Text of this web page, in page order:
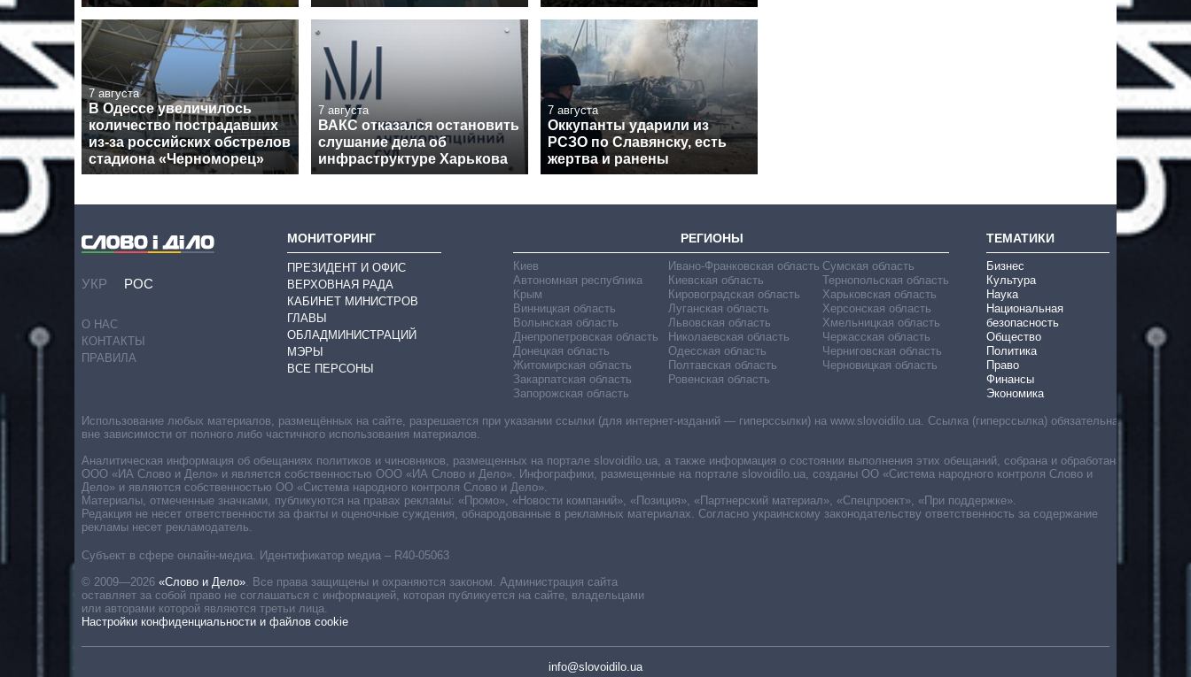
7 августа
В Одессе увеличилось
количество пострадавших
из-за российских обстрелов
стадиона «Черноморец»
7 августа
ВАКС отказался остановить
слушание дела об
инфраструктуре Харькова
7 августа
Оккупанты ударили из
РСЗО по Славянску, есть
жертва и ранены
УКР РОС
О НАС
КОНТАКТЫ
ПРАВИЛА
МОНИТОРИНГ
ПРЕЗИДЕНТ И ОФИС
ВЕРХОВНАЯ РАДА
КАБИНЕТ МИНИСТРОВ
ГЛАВЫ
ОБЛАДМИНИСТРАЦИЙ
МЭРЫ
ВСЕ ПЕРСОНЫ
РЕГИОНЫ
Киев
Автономная республика
Крым
Винницкая область
Волынская область
Днепропетровская область
Донецкая область
Житомирская область
Закарпатская область
Запорожская область
Ивано-Франковская область
Киевская область
Кировоградская область
Луганская область
Львовская область
Николаевская область
Одесская область
Полтавская область
Ровенская область
Сумская область
Тернопольская область
Харьковская область
Херсонская область
Хмельницкая область
Черкасская область
Черниговская область
Черновицкая область
ТЕМАТИКИ
Бизнес
Культура
Наука
Национальная
безопасность
Общество
Политика
Право
Финансы
Экономика
Субъект в сфере онлайн-медиа. Идентификатор медиа – R40-05063
© 2009—2026 «Слово и Дело». Все права защищены и охраняются законом. Администрация сайта
оставляет за собой право не соглашаться с информацией, которая публикуется на сайте, владельцами
или авторами которой являются третьи лица.
Настройки конфиденциальности и файлов cookie
info@slovoidilo.ua
Использование любых материалов, размещённых на сайте, разрешается при указании ссылки (для интернет-изданий — гиперссылки) на www.slovoidilo.ua. Ссылка (гиперссылка) обязательна
вне зависимости от полного либо частичного использования материалов.
Аналитическая информация об обещаниях политиков и чиновников, размещенных на портале slovoidilo.ua, а также информация о состоянии выполнения этих обещаний, собрана и обработана
ООО «ИА Слово и Дело» и является собственностью ООО «ИА Слово и Дело». Инфографики, размещенные на портале slovoidilo.ua, созданы ОО «Система народного контроля Слово и
Дело» и являются собственностью ОО «Система народного контроля Слово и Дело».
Материалы, отмеченные значками, публикуются на правах рекламы: «Промо», «Новости компаний», «Позиция», «Партнерский материал», «Спецпроект», «При поддержке».
Редакция не несет ответственности за факты и оценочные суждения, обнародованные в рекламных материалах. Согласно украинскому законодательству ответственность за содержание
рекламы несет рекламодатель.